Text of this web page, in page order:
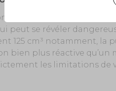
ceci de particulier : leur
peut se révéler
125 cm³ notamment, la
bien plus réactive
les limitations de